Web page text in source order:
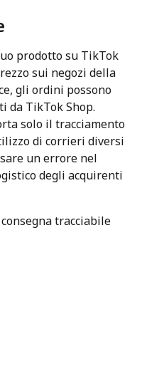
prodotto su TikTok
sui negozi della
gli ordini possono
da TikTok Shop.
solo il tracciamento
di corrieri diversi
un errore nel
degli acquirenti
tracciabile